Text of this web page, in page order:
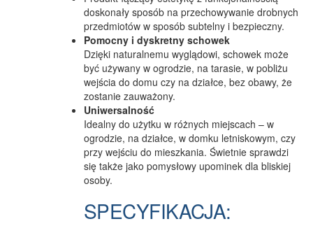
doskonały sposób na przechowywanie drobnych
przedmiotów w sposób subtelny i bezpieczny.
Pomocny i dyskretny schowek
Dzięki naturalnemu wyglądowi, schowek może
być używany w ogrodzie, na tarasie, w pobliżu
wejścia do domu czy na działce, bez obawy, że
zostanie zauważony.
Uniwersalność
Idealny do użytku w różnych miejscach – w
ogrodzie, na działce, w domku letniskowym, czy
przy wejściu do mieszkania. Świetnie sprawdzi
się także jako pomysłowy upominek dla bliskiej
osoby.
SPECYFIKACJA: